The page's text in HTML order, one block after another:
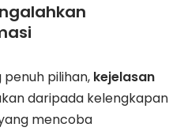
pilihan, kejelasan
daripada kelengkapan
mencoba